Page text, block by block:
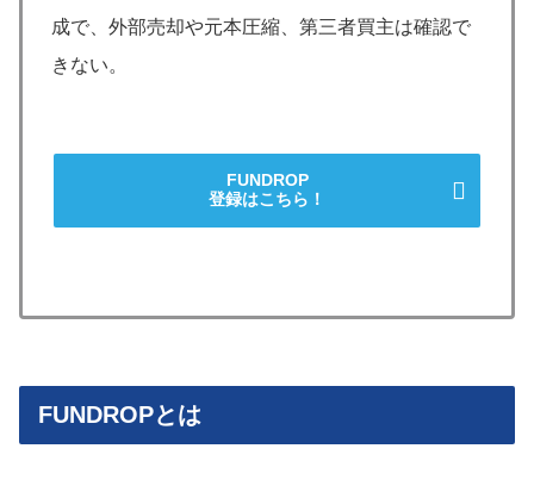
成で、外部売却や元本圧縮、第三者買主は確認で
きない。
FUNDROP
登録はこちら！
FUNDROPとは